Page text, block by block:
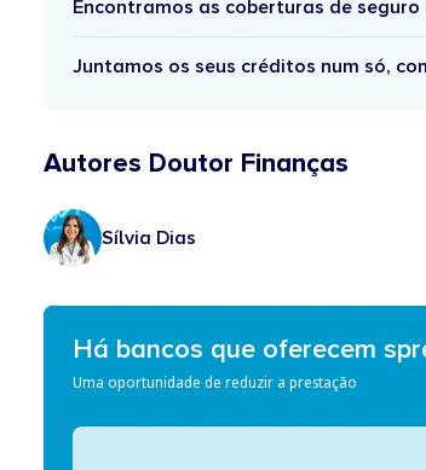
Encontramos as coberturas de
Juntamos os seus créditos num só,
Autores Doutor Finanças
Sílvia Dias
Há bancos que oferecem
Uma oportunidade de reduzir a prestação